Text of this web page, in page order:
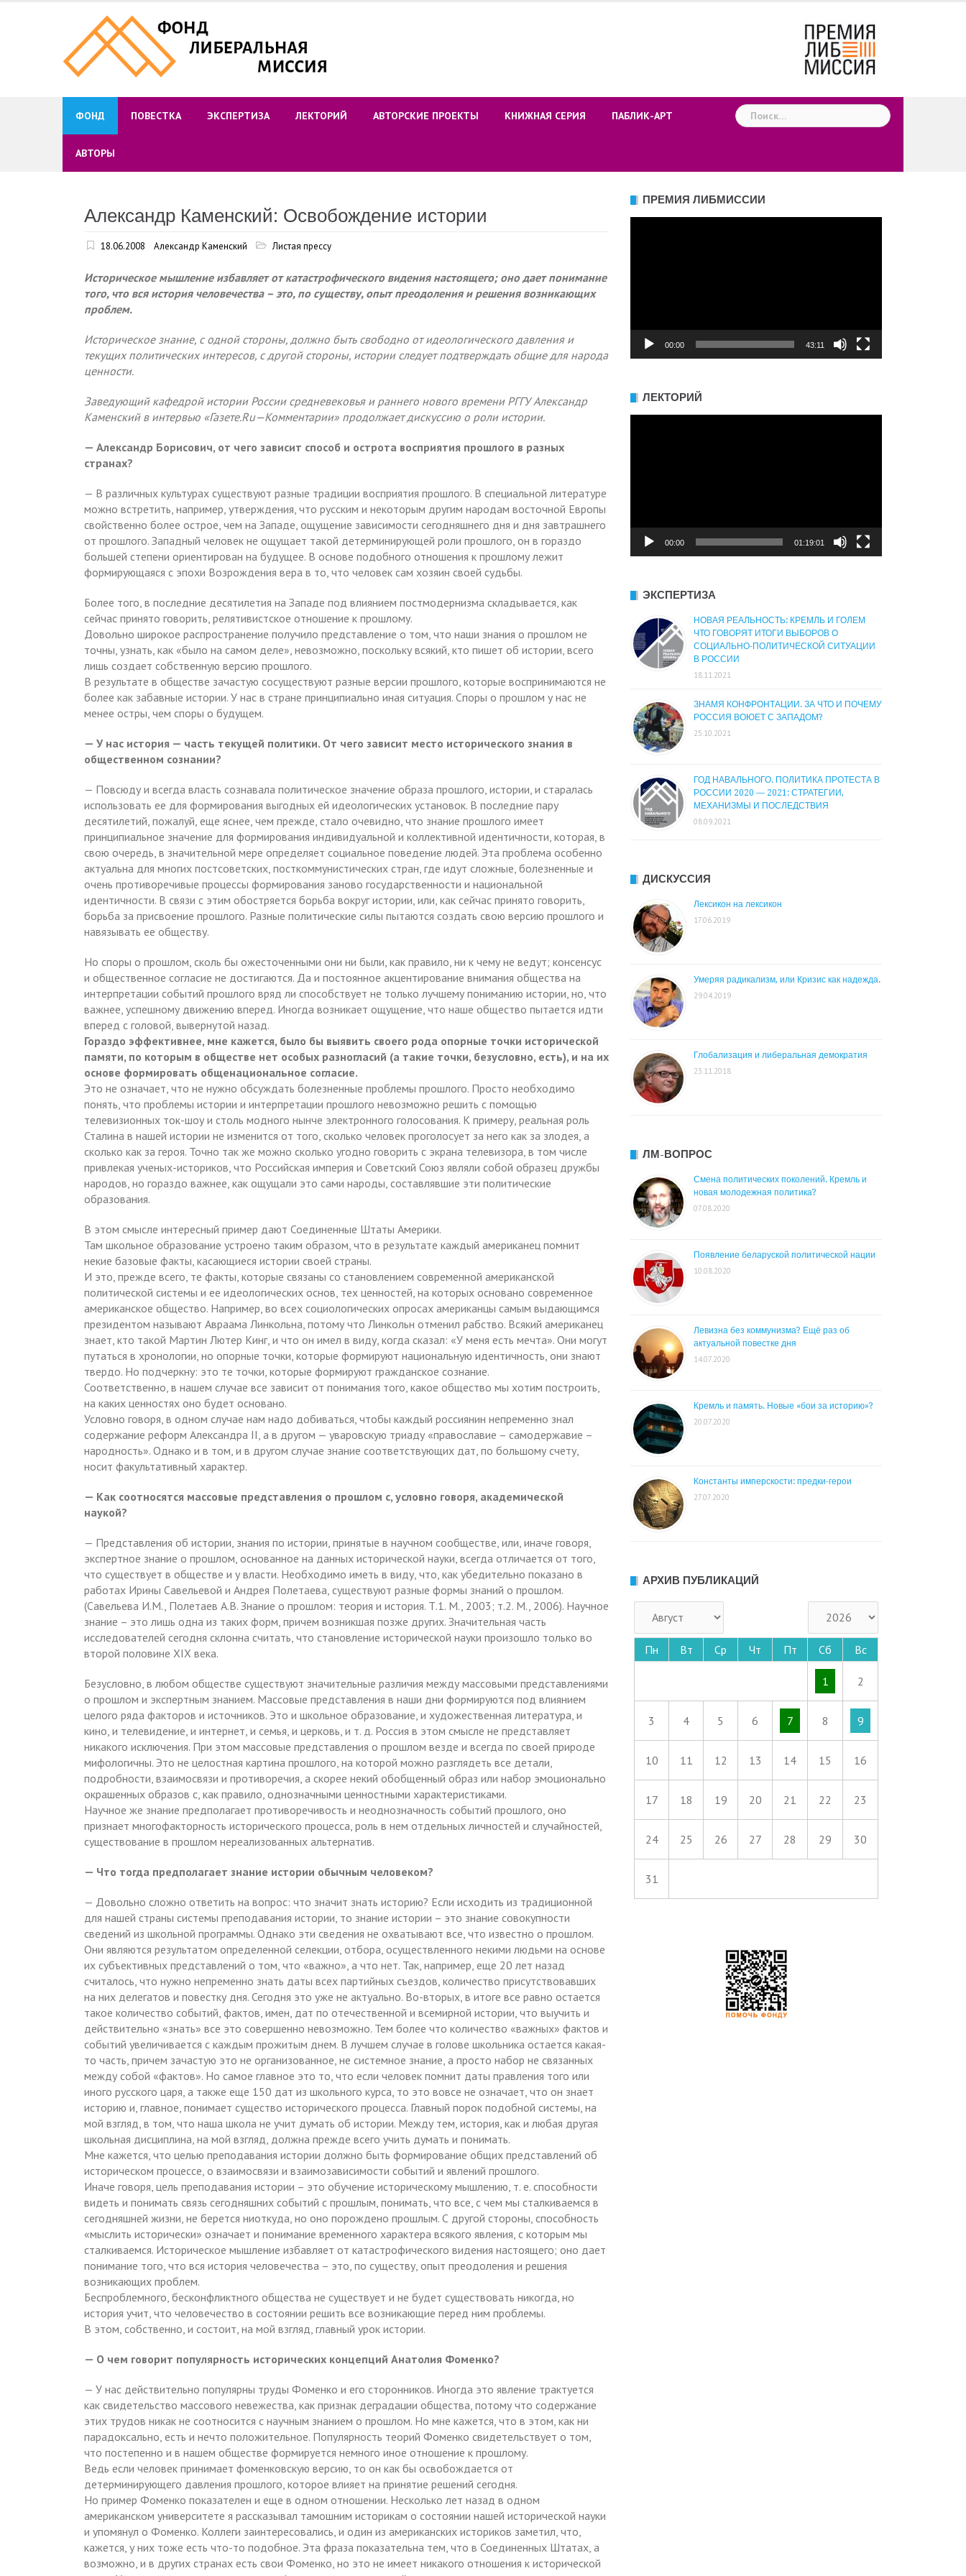
ФОНД ПОВЕСТКА ЭКСПЕРТИЗА ЛЕКТОРИЙ АВТОРСКИЕ ПРОЕКТЫ КНИЖНАЯ СЕРИЯ ПАБЛИК-АРТ
АВТОРЫ
Найти:
Александр Каменский: Освобождение истории
18.06.2008 Александр Каменский Листая прессу
Историческое мышление избавляет от катастрофического видения настоящего; оно дает понимание
того, что вся история человечества – это, по существу, опыт преодоления и решения возникающих
проблем.
Историческое знание, с одной стороны, должно быть свободно от идеологического давления и
текущих политических интересов, с другой стороны, истории следует подтверждать общие для народа
ценности.
Заведующий кафедрой истории России средневековья и раннего нового времени РГГУ Александр
Каменский в интервью «Газете.Ru—Комментарии» продолжает дискуссию о роли истории.
— Александр Борисович, от чего зависит способ и острота восприятия прошлого в разных
странах?
— В различных культурах существуют разные традиции восприятия прошлого. В специальной литературе
можно встретить, например, утверждения, что русским и некоторым другим народам восточной Европы
свойственно более острое, чем на Западе, ощущение зависимости сегодняшнего дня и дня завтрашнего
от прошлого. Западный человек не ощущает такой детерминирующей роли прошлого, он в гораздо
большей степени ориентирован на будущее. В основе подобного отношения к прошлому лежит
формирующаяся с эпохи Возрождения вера в то, что человек сам хозяин своей судьбы.
Более того, в последние десятилетия на Западе под влиянием постмодернизма складывается, как
сейчас принято говорить, релятивистское отношение к прошлому.
Довольно широкое распространение получило представление о том, что наши знания о прошлом не
точны, узнать, как «было на самом деле», невозможно, поскольку всякий, кто пишет об истории, всего
лишь создает собственную версию прошлого.
В результате в обществе зачастую сосуществуют разные версии прошлого, которые воспринимаются не
более как забавные истории. У нас в стране принципиально иная ситуация. Споры о прошлом у нас не
менее остры, чем споры о будущем.
— У нас история — часть текущей политики. От чего зависит место исторического знания в
общественном сознании?
— Повсюду и всегда власть сознавала политическое значение образа прошлого, истории, и старалась
использовать ее для формирования выгодных ей идеологических установок. В последние пару
десятилетий, пожалуй, еще яснее, чем прежде, стало очевидно, что знание прошлого имеет
принципиальное значение для формирования индивидуальной и коллективной идентичности, которая, в
свою очередь, в значительной мере определяет социальное поведение людей. Эта проблема особенно
актуальна для многих постсоветских, посткоммунистических стран, где идут сложные, болезненные и
очень противоречивые процессы формирования заново государственности и национальной
идентичности. В связи с этим обостряется борьба вокруг истории, или, как сейчас принято говорить,
борьба за присвоение прошлого. Разные политические силы пытаются создать свою версию прошлого и
навязывать ее обществу.
Но споры о прошлом, сколь бы ожесточенными они ни были, как правило, ни к чему не ведут; консенсус
и общественное согласие не достигаются. Да и постоянное акцентирование внимания общества на
интерпретации событий прошлого вряд ли способствует не только лучшему пониманию истории, но, что
важнее, успешному движению вперед. Иногда возникает ощущение, что наше общество пытается идти
вперед с головой, вывернутой назад.
Гораздо эффективнее, мне кажется, было бы выявить своего рода опорные точки исторической
памяти, по которым в обществе нет особых разногласий (а такие точки, безусловно, есть), и на их
основе формировать общенациональное согласие.
Это не означает, что не нужно обсуждать болезненные проблемы прошлого. Просто необходимо
понять, что проблемы истории и интерпретации прошлого невозможно решить с помощью
телевизионных ток-шоу и столь модного нынче электронного голосования. К примеру, реальная роль
Сталина в нашей истории не изменится от того, сколько человек проголосует за него как за злодея, а
сколько как за героя. Точно так же можно сколько угодно говорить с экрана телевизора, в том числе
привлекая ученых-историков, что Российская империя и Советский Союз являли собой образец дружбы
народов, но гораздо важнее, как ощущали это сами народы, составлявшие эти политические
образования.
В этом смысле интересный пример дают Соединенные Штаты Америки.
Там школьное образование устроено таким образом, что в результате каждый американец помнит
некие базовые факты, касающиеся истории своей страны.
И это, прежде всего, те факты, которые связаны со становлением современной американской
политической системы и ее идеологических основ, тех ценностей, на которых основано современное
американское общество. Например, во всех социологических опросах американцы самым выдающимся
президентом называют Авраама Линкольна, потому что Линкольн отменил рабство. Всякий американец
знает, кто такой Мартин Лютер Кинг, и что он имел в виду, когда сказал: «У меня есть мечта». Они могут
путаться в хронологии, но опорные точки, которые формируют национальную идентичность, они знают
твердо. Но подчеркну: это те точки, которые формируют гражданское сознание.
Соответственно, в нашем случае все зависит от понимания того, какое общество мы хотим построить,
на каких ценностях оно будет основано.
Условно говоря, в одном случае нам надо добиваться, чтобы каждый россиянин непременно знал
содержание реформ Александра II, а в другом — уваровскую триаду «православие – самодержавие –
народность». Однако и в том, и в другом случае знание соответствующих дат, по большому счету,
носит факультативный характер.
— Как соотносятся массовые представления о прошлом с, условно говоря, академической
наукой?
— Представления об истории, знания по истории, принятые в научном сообществе, или, иначе говоря,
экспертное знание о прошлом, основанное на данных исторической науки, всегда отличается от того,
что существует в обществе и у власти. Необходимо иметь в виду, что, как убедительно показано в
работах Ирины Савельевой и Андрея Полетаева, существуют разные формы знаний о прошлом.
(Савельева И.М., Полетаев А.В. Знание о прошлом: теория и история. Т.1. М., 2003; т.2. М., 2006). Научное
знание – это лишь одна из таких форм, причем возникшая позже других. Значительная часть
исследователей сегодня склонна считать, что становление исторической науки произошло только во
второй половине XIX века.
Безусловно, в любом обществе существуют значительные различия между массовыми представлениями
о прошлом и экспертным знанием. Массовые представления в наши дни формируются под влиянием
целого ряда факторов и источников. Это и школьное образование, и художественная литература, и
кино, и телевидение, и интернет, и семья, и церковь, и т. д. Россия в этом смысле не представляет
никакого исключения. При этом массовые представления о прошлом везде и всегда по своей природе
мифологичны. Это не целостная картина прошлого, на которой можно разглядеть все детали,
подробности, взаимосвязи и противоречия, а скорее некий обобщенный образ или набор эмоционально
окрашенных образов с, как правило, однозначными ценностными характеристиками.
Научное же знание предполагает противоречивость и неоднозначность событий прошлого, оно
признает многофакторность исторического процесса, роль в нем отдельных личностей и случайностей,
существование в прошлом нереализованных альтернатив.
— Что тогда предполагает знание истории обычным человеком?
— Довольно сложно ответить на вопрос: что значит знать историю? Если исходить из традиционной
для нашей страны системы преподавания истории, то знание истории – это знание совокупности
сведений из школьной программы. Однако эти сведения не охватывают все, что известно о прошлом.
Они являются результатом определенной селекции, отбора, осуществленного некими людьми на основе
их субъективных представлений о том, что «важно», а что нет. Так, например, еще 20 лет назад
считалось, что нужно непременно знать даты всех партийных съездов, количество присутствовавших
на них делегатов и повестку дня. Сегодня это уже не актуально. Во-вторых, в итоге все равно остается
такое количество событий, фактов, имен, дат по отечественной и всемирной истории, что выучить и
действительно «знать» все это совершенно невозможно. Тем более что количество «важных» фактов и
событий увеличивается с каждым прожитым днем. В лучшем случае в голове школьника остается какая-
то часть, причем зачастую это не организованное, не системное знание, а просто набор не связанных
между собой «фактов». Но самое главное это то, что если человек помнит даты правления того или
иного русского царя, а также еще 150 дат из школьного курса, то это вовсе не означает, что он знает
историю и, главное, понимает существо исторического процесса. Главный порок подобной системы, на
мой взгляд, в том, что наша школа не учит думать об истории. Между тем, история, как и любая другая
школьная дисциплина, на мой взгляд, должна прежде всего учить думать и понимать.
Мне кажется, что целью преподавания истории должно быть формирование общих представлений об
историческом процессе, о взаимосвязи и взаимозависимости событий и явлений прошлого.
Иначе говоря, цель преподавания истории – это обучение историческому мышлению, т. е. способности
видеть и понимать связь сегодняшних событий с прошлым, понимать, что все, с чем мы сталкиваемся в
сегодняшней жизни, не берется ниоткуда, но оно порождено прошлым. С другой стороны, способность
«мыслить исторически» означает и понимание временного характера всякого явления, с которым мы
сталкиваемся. Историческое мышление избавляет от катастрофического видения настоящего; оно дает
понимание того, что вся история человечества – это, по существу, опыт преодоления и решения
возникающих проблем.
Беспроблемного, бесконфликтного общества не существует и не будет существовать никогда, но
история учит, что человечество в состоянии решить все возникающие перед ним проблемы.
В этом, собственно, и состоит, на мой взгляд, главный урок истории.
— О чем говорит популярность исторических концепций Анатолия Фоменко?
— У нас действительно популярны труды Фоменко и его сторонников. Иногда это явление трактуется
как свидетельство массового невежества, как признак деградации общества, потому что содержание
этих трудов никак не соотносится с научным знанием о прошлом. Но мне кажется, что в этом, как ни
парадоксально, есть и нечто положительное. Популярность теорий Фоменко свидетельствует о том,
что постепенно и в нашем обществе формируется немного иное отношение к прошлому.
Ведь если человек принимает фоменковскую версию, то он как бы освобождается от
детерминирующего давления прошлого, которое влияет на принятие решений сегодня.
Но пример Фоменко показателен и еще в одном отношении. Несколько лет назад в одном
американском университете я рассказывал тамошним историкам о состоянии нашей исторической науки
и упомянул о Фоменко. Коллеги заинтересовались, и один из американских историков заметил, что,
кажется, у них тоже есть что-то подобное. Эта фраза показательна тем, что в Соединенных Штатах, а
возможно, и в других странах есть свои Фоменко, но это не имеет никакого отношения к исторической
ПРЕМИЯ ЛИБМИССИИ
00:00 43:11
ЛЕКТОРИЙ
00:00 01:19:01
ЭКСПЕРТИЗА
НОВАЯ РЕАЛЬНОСТЬ: КРЕМЛЬ И ГОЛЕМ
ЧТО ГОВОРЯТ ИТОГИ ВЫБОРОВ О
СОЦИАЛЬНО-ПОЛИТИЧЕСКОЙ СИТУАЦИИ
В РОССИИ
18.11.2021
ЗНАМЯ КОНФРОНТАЦИИ. ЗА ЧТО И ПОЧЕМУ
РОССИЯ ВОЮЕТ С ЗАПАДОМ?
25.10.2021
ГОД НАВАЛЬНОГО. ПОЛИТИКА ПРОТЕСТА В
РОССИИ 2020 — 2021: СТРАТЕГИИ,
МЕХАНИЗМЫ И ПОСЛЕДСТВИЯ
08.09.2021
ДИСКУССИЯ
Лексикон на лексикон
17.06.2019
Умеряя радикализм, или Кризис как надежда.
29.04.2019
Глобализация и либеральная демократия
23.11.2018
ЛМ-ВОПРОС
Смена политических поколений. Кремль и
новая молодежная политика?
07.08.2020
Появление беларуской политической нации
10.08.2020
Левизна без коммунизма? Ещё раз об
актуальной повестке дня
14.07.2020
Кремль и память. Новые «бои за историю»?
20.07.2020
Константы имперскости: предки-герои
27.07.2020
АРХИВ ПУБЛИКАЦИЙ
Пн Вт Ср Чт Пт Сб Вс
1 2
3 4 5 6 7 8 9
10 11 12 13 14 15 16
17 18 19 20 21 22 23
24 25 26 27 28 29 30
31